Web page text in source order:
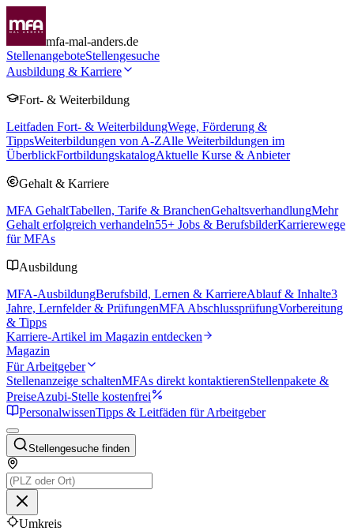
mfa-mal-anders.de
StellenangeboteStellengesuche
Ausbildung & Karriere
Fort- & Weiterbildung
Leitfaden Fort- & WeiterbildungWege, Förderung &
TippsWeiterbildungen von A-ZAlle Weiterbildungen im
ÜberblickFortbildungskatalogAktuelle Kurse & Anbieter
Gehalt & Karriere
MFA GehaltTabellen, Tarife & BranchenGehaltsverhandlungMehr
Gehalt erfolgreich verhandeln55+ Jobs & BerufsbilderKarrierewege
für MFAs
Ausbildung
MFA-AusbildungBerufsbild, Lernen & KarriereAblauf & Inhalte3
Jahre, Lernfelder & PrüfungenMFA AbschlussprüfungVorbereitung
& Tipps
Karriere-Artikel im Magazin entdecken
Magazin
Für Arbeitgeber
Stellenanzeige schaltenMFAs direkt kontaktierenStellenpakete &
PreiseAzubi-Stelle kostenfrei
PersonalwissenTipps & Leitfäden für Arbeitgeber
Stellengesuche finden
Umkreis